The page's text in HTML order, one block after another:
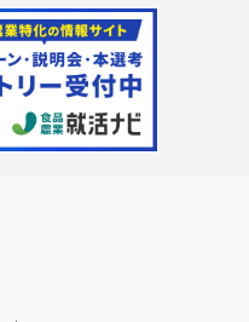
の他動物の畜産業（羊、ウズラな
ど）
物工場
境制御された工場で野菜の生産管
通･商社
産物・農産品の物流・卸し・輸出
祉
業･養殖
魚介類の採捕・養殖、または水産加
場
免許OK
理者･幹部採用
間休日100日以上
立支援可能